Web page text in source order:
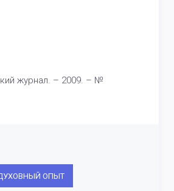
журнал. – 2009. – №
ОПЫТ